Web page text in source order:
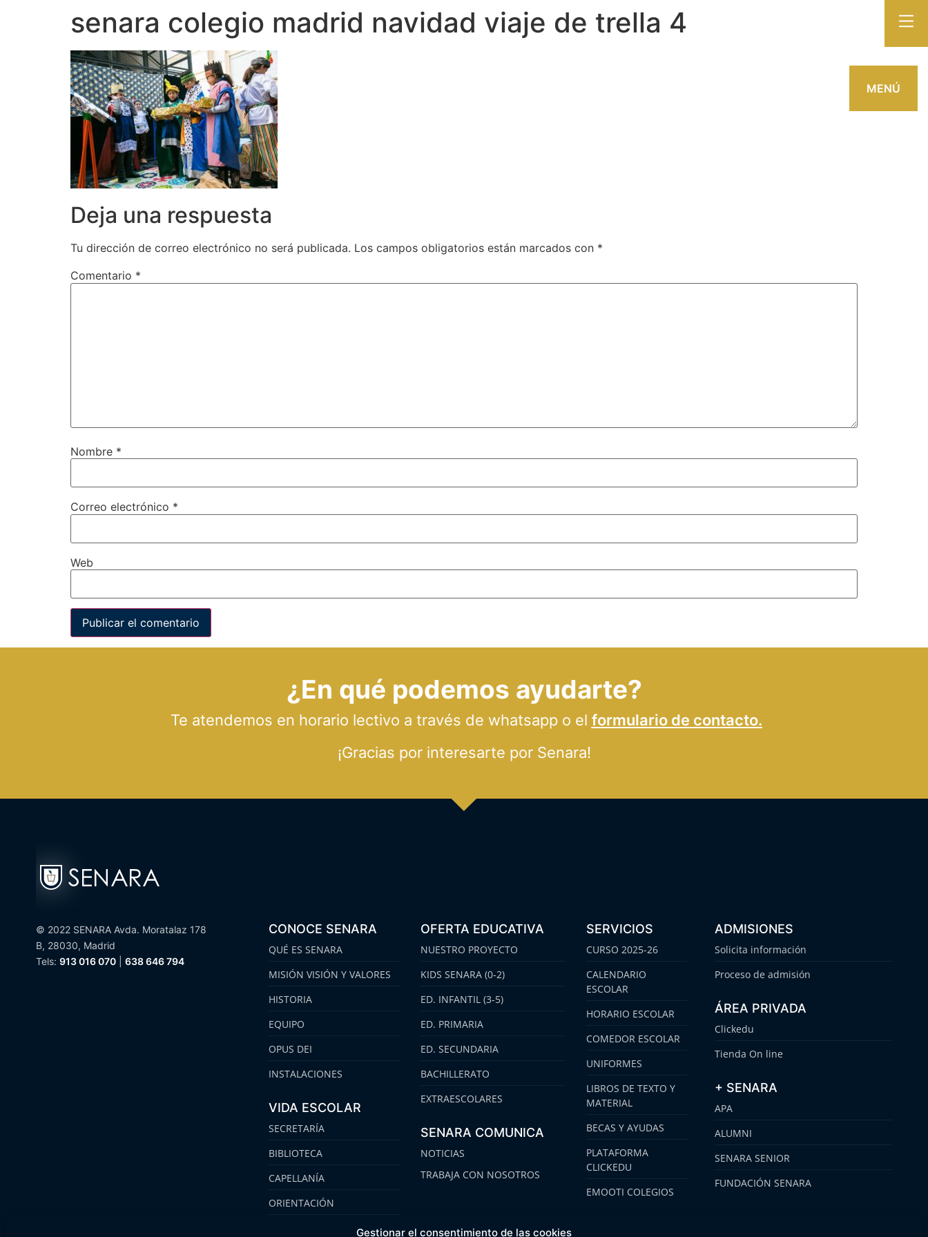
Gestionar el consentimiento de las cookies
MENÚ
senara colegio madrid navidad viaje de trella 4
Deja una respuesta
Tu dirección de correo electrónico no será publicada. Los campos obligatorios están marcados con *
Comentario *
Nombre *
Correo electrónico *
Web
¿En qué podemos ayudarte?
Te atendemos en horario lectivo a través de whatsapp o el formulario de contacto.
¡Gracias por interesarte por Senara!
© 2022 SENARA Avda. Moratalaz 178
B, 28030, Madrid
Tels: 913 016 070 638 646 794
CONOCE SENARA
QUÉ ES SENARA
MISIÓN VISIÓN Y VALORES
HISTORIA
EQUIPO
OPUS DEI
INSTALACIONES
VIDA ESCOLAR
SECRETARÍA
BIBLIOTECA
CAPELLANÍA
ORIENTACIÓN
OFERTA EDUCATIVA
NUESTRO PROYECTO
KIDS SENARA (0-2)
ED. INFANTIL (3-5)
ED. PRIMARIA
ED. SECUNDARIA
BACHILLERATO
EXTRAESCOLARES
SENARA COMUNICA
NOTICIAS
TRABAJA CON NOSOTROS
SERVICIOS
CURSO 2025-26
CALENDARIO
ESCOLAR
HORARIO ESCOLAR
COMEDOR ESCOLAR
UNIFORMES
LIBROS DE TEXTO Y
MATERIAL
BECAS Y AYUDAS
PLATAFORMA
CLICKEDU
EMOOTI COLEGIOS
ADMISIONES
Solicita información
Proceso de admisión
ÁREA PRIVADA
Clickedu
Tienda On line
+ SENARA
APA
ALUMNI
SENARA SENIOR
FUNDACIÓN SENARA